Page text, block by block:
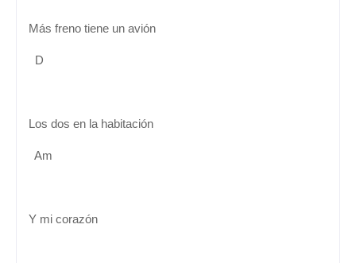
Más freno tiene un avión
D
Los dos en la habitación
Am
Y mi corazón